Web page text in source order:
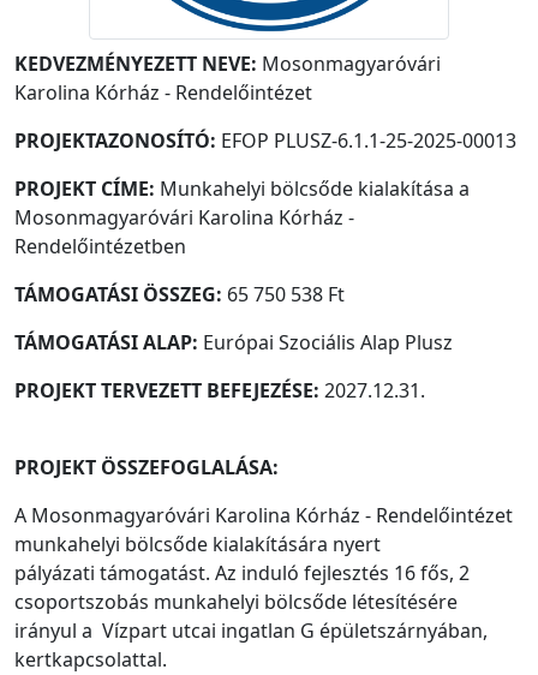
KEDVEZMÉNYEZETT NEVE: Mosonmagyaróvári
Karolina Kórház - Rendelőintézet
PROJEKTAZONOSÍTÓ: EFOP PLUSZ-6.1.1-25-2025-00013
PROJEKT CÍME: Munkahelyi bölcsőde kialakítása a
Mosonmagyaróvári Karolina Kórház -
Rendelőintézetben
TÁMOGATÁSI ÖSSZEG: 65 750 538 Ft
TÁMOGATÁSI ALAP: Európai Szociális Alap Plusz
PROJEKT TERVEZETT BEFEJEZÉSE: 2027.12.31.
PROJEKT ÖSSZEFOGLALÁSA:
A Mosonmagyaróvári Karolina Kórház - Rendelőintézet
munkahelyi bölcsőde kialakítására nyert
pályázati támogatást. Az induló fejlesztés 16 fős, 2
csoportszobás munkahelyi bölcsőde létesítésére
irányul a Vízpart utcai ingatlan G épületszárnyában,
kertkapcsolattal.